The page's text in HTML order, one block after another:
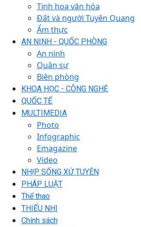
Tinh hoa văn hóa
Đất và người Tuyên Quang
Ẩm thực
AN NINH - QUỐC PHÒNG
An ninh
Quân sự
Biên phòng
KHOA HỌC - CÔNG NGHỆ
QUỐC TẾ
MULTIMEDIA
Photo
Infographic
Emagazine
Video
NHỊP SỐNG XỨ TUYÊN
PHÁP LUẬT
Thể thao
THIẾU NHI
Chính sách